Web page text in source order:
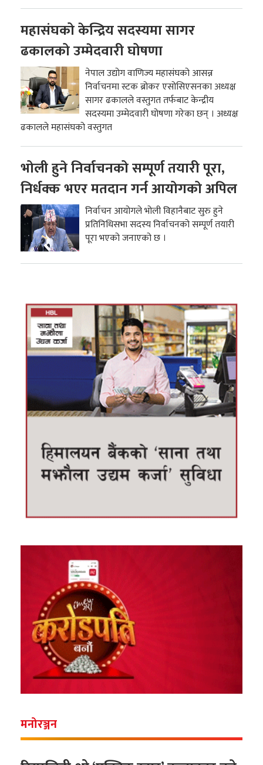
महासंघको केन्द्रिय सदस्यमा सागर
ढकालको उम्मेदवारी घोषणा
नेपाल उद्योग वाणिज्य महासंघको आसन्न
निर्वाचनमा स्टक ब्रोकर एसोसिएसनका अध्यक्ष
सागर ढकालले वस्तुगत तर्फबाट केन्द्रीय
सदस्यमा उम्मेदवारी घोषणा गरेका छन् । अध्यक्ष
ढकालले महासंघको वस्तुगत
भोली हुने निर्वाचनको सम्पूर्ण तयारी पूरा,
निर्धक्क भएर मतदान गर्न आयोगको अपिल
निर्वाचन आयोगले भोली विहानैबाट सुरु हुने
प्रतिनिधिसभा सदस्य निर्वाचनको सम्पूर्ण तयारी
पूरा भएको जनाएको छ ।
मनोरञ्जन